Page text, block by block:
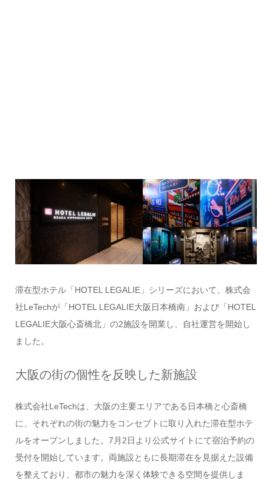
滞在型ホテル「HOTEL LEGALIE」シリーズにおいて、株式会
社LeTechが「HOTEL LEGALIE大阪日本橋南」および「HOTEL
LEGALIE大阪心斎橋北」の2施設を開業し、自社運営を開始し
ました。
大阪の街の個性を反映した新施設
株式会社LeTechは、大阪の主要エリアである日本橋と心斎橋
に、それぞれの街の魅力をコンセプトに取り入れた滞在型ホテ
ルをオープンしました。7月2日より公式サイトにて宿泊予約の
受付を開始しています。両施設ともに長期滞在を見据えた設備
を整えており、都市の魅力を深く体験できる空間を提供しま